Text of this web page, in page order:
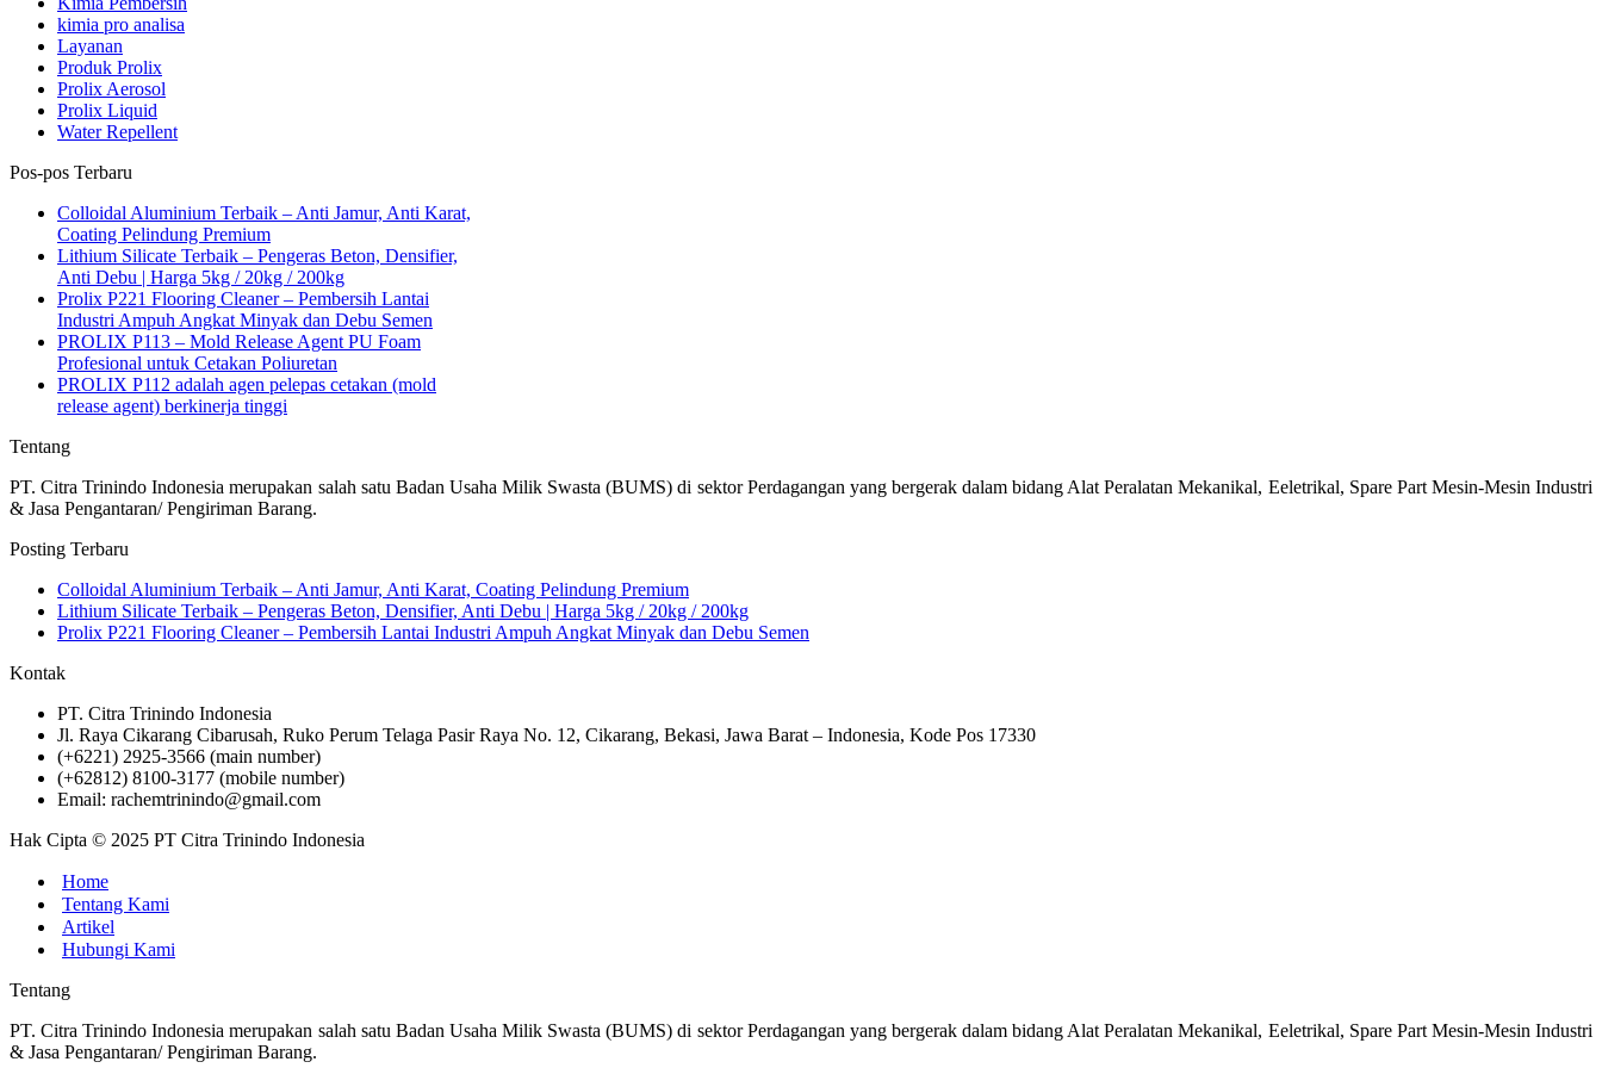
kimia pro analisa
Layanan
Produk Prolix
Prolix Aerosol
Prolix Liquid
Water Repellent
Pos-pos Terbaru
Colloidal Aluminium Terbaik – Anti Jamur, Anti Karat,
Coating Pelindung Premium
Lithium Silicate Terbaik – Pengeras Beton, Densifier,
Anti Debu | Harga 5kg / 20kg / 200kg
Prolix P221 Flooring Cleaner – Pembersih Lantai
Industri Ampuh Angkat Minyak dan Debu Semen
PROLIX P113 – Mold Release Agent PU Foam
Profesional untuk Cetakan Poliuretan
PROLIX P112 adalah agen pelepas cetakan (mold
release agent) berkinerja tinggi
Tentang
PT. Citra Trinindo Indonesia merupakan salah satu Badan Usaha Milik Swasta (BUMS) di sektor Perdagangan yang bergerak dalam bidang Alat Peralatan Mekanikal, Eeletrikal, Spare Part Mesin-Mesin Industri
& Jasa Pengantaran/ Pengiriman Barang.
Posting Terbaru
Colloidal Aluminium Terbaik – Anti Jamur, Anti Karat, Coating Pelindung Premium
Lithium Silicate Terbaik – Pengeras Beton, Densifier, Anti Debu | Harga 5kg / 20kg / 200kg
Prolix P221 Flooring Cleaner – Pembersih Lantai Industri Ampuh Angkat Minyak dan Debu Semen
Kontak
PT. Citra Trinindo Indonesia
Jl. Raya Cikarang Cibarusah, Ruko Perum Telaga Pasir Raya No. 12, Cikarang, Bekasi, Jawa Barat – Indonesia, Kode Pos 17330
(+6221) 2925-3566 (main number)
(+62812) 8100-3177 (mobile number)
Email: rachemtrinindo@gmail.com
Hak Cipta © 2025 PT Citra Trinindo Indonesia
Home
Tentang Kami
Artikel
Hubungi Kami
Tentang
PT. Citra Trinindo Indonesia merupakan salah satu Badan Usaha Milik Swasta (BUMS) di sektor Perdagangan yang bergerak dalam bidang Alat Peralatan Mekanikal, Eeletrikal, Spare Part Mesin-Mesin Industri
& Jasa Pengantaran/ Pengiriman Barang.